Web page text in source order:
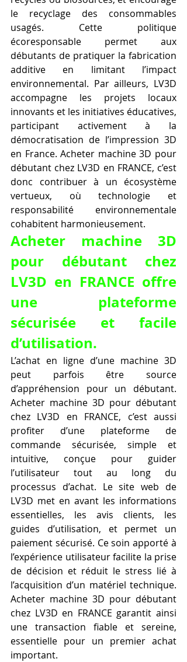
le recyclage des consommables
usagés. Cette politique
écoresponsable permet aux
débutants de pratiquer la fabrication
additive en limitant l’impact
environnemental. Par ailleurs, LV3D
accompagne les projets locaux
innovants et les initiatives éducatives,
participant activement à la
démocratisation de l’impression 3D
en France. Acheter machine 3D pour
débutant chez LV3D en FRANCE, c’est
donc contribuer à un écosystème
vertueux, où technologie et
responsabilité environnementale
cohabitent harmonieusement.
Acheter machine 3D
pour débutant chez
LV3D en FRANCE offre
une plateforme
sécurisée et facile
d’utilisation.
L’achat en ligne d’une machine 3D
peut parfois être source
d’appréhension pour un débutant.
Acheter machine 3D pour débutant
chez LV3D en FRANCE, c’est aussi
profiter d’une plateforme de
commande sécurisée, simple et
intuitive, conçue pour guider
l’utilisateur tout au long du
processus d’achat. Le site web de
LV3D met en avant les informations
essentielles, les avis clients, les
guides d’utilisation, et permet un
paiement sécurisé. Ce soin apporté à
l’expérience utilisateur facilite la prise
de décision et réduit le stress lié à
l’acquisition d’un matériel technique.
Acheter machine 3D pour débutant
chez LV3D en FRANCE garantit ainsi
une transaction fiable et sereine,
essentielle pour un premier achat
important.